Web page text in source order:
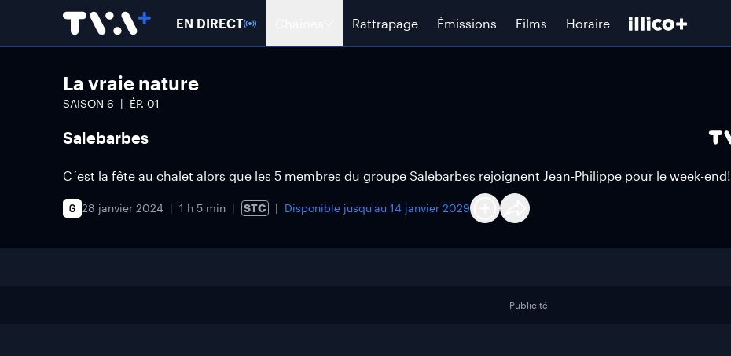
EN DIRECT Rattrapage Émissions Films Horaire
La vraie nature
SAISON 6 ÉP. 01
Salebarbes
C´est la fête au chalet alors que les 5 membres du groupe Salebarbes rejoignent Jean-Philippe pour le week-end!
28 janvier 2024 1 h 5 min STC Disponible jusqu'au 14 janvier 2029
Publicité